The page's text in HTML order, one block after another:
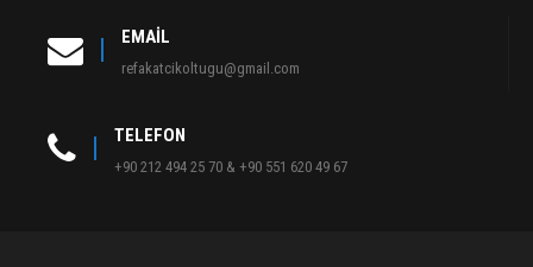
EMAIL
refakatcikoltugu@gmail.com
TELEFON
+90 212 494 25 70 & +90 551 620 49 67